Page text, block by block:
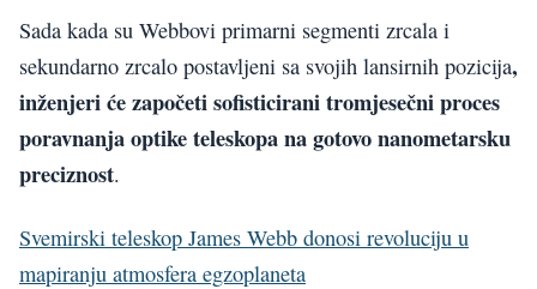
Sada kada su Webbovi primarni segmenti zrcala i
sekundarno zrcalo postavljeni sa svojih lansirnih pozicija,
inženjeri će započeti sofisticirani tromjesečni proces
poravnanja optike teleskopa na gotovo nanometarsku
preciznost.
Svemirski teleskop James Webb donosi revoluciju u
mapiranju atmosfera egzoplaneta